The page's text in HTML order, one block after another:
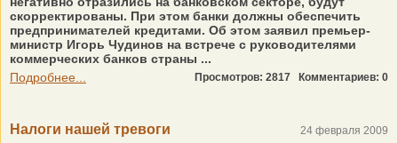
скорректированы. При этом банки должны обеспечить
предпринимателей кредитами. Об этом заявил премьер-
министр Игорь Чудинов на встрече с руководителями
коммерческих банков страны ...
Подробнее...
Просмотров: 2817 Комментариев: 0
Налоги нашей тревоги 24 февраля 2009